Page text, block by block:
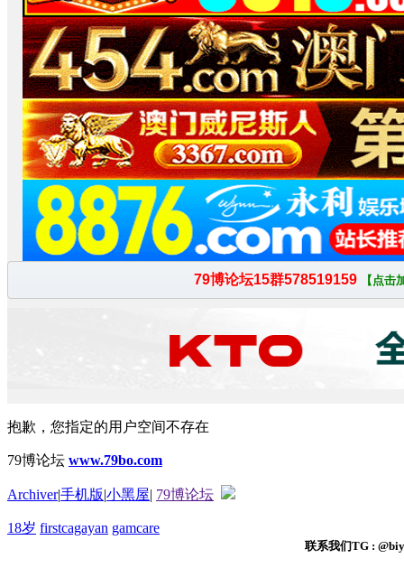
抱歉，您指定的用户空间不存在
79博论坛 www.79bo.com
Archiver|手机版|小黑屋| 79博论坛
18岁 firstcagayan gamcare
联系我们TG :